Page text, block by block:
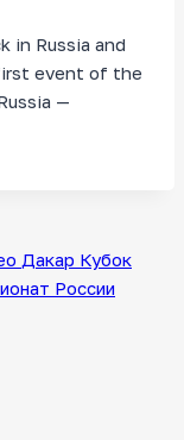
in Russia and
event of the
—
Дакар Кубок
России